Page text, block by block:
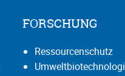
FORSCHUNG
Ressourcenschutz